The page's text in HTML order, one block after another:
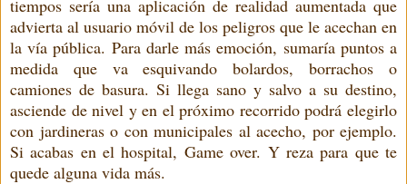
tiempos sería una aplicación de realidad aumentada que
advierta al usuario móvil de los peligros que le acechan en
la vía pública. Para darle más emoción, sumaría puntos a
medida que va esquivando bolardos, borrachos o
camiones de basura. Si llega sano y salvo a su destino,
asciende de nivel y en el próximo recorrido podrá elegirlo
con jardineras o con municipales al acecho, por ejemplo.
Si acabas en el hospital, Game over. Y reza para que te
quede alguna vida más.